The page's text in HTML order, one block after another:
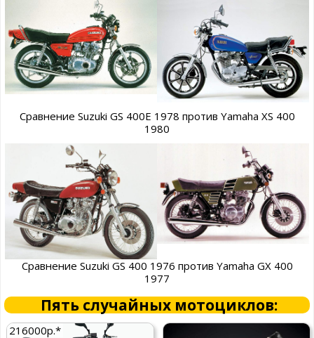
Сравнение Suzuki GS 400E 1978 против Yamaha XS 400
1980
Сравнение Suzuki GS 400 1976 против Yamaha GX 400
1977
Пять случайных мотоциклов:
216000р.*